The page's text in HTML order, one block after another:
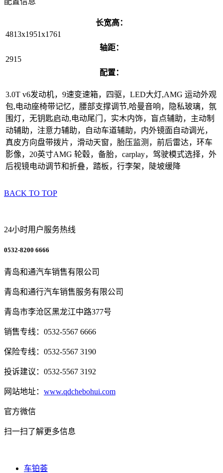
长宽高：
4813x1951x1761
轴距：
2915
配置：
3.0T v6发动机，9速变速箱，四驱，LED大灯,AMG 运动外观
包,电动座椅带记忆，腰部支撑调节,哈曼音响，隐私玻璃，氛
围灯，无钥匙启动,电动尾门，实木内饰，盲点辅助，主动制
动辅助，注意力辅助，自动车道辅助，内外镜面自动调光，
真皮方向盘带拨片，滑动天窗，胎压监测，前后雷达，环车
影像，20英寸AMG 轮毂，备胎，carplay，驾驶模式选择，外
后视镜电动调节和折叠，踏板，行李架，陡坡缓降
BACK TO TOP
24小时用户服务热线
0532-8200 6666
青岛和通汽车销售有限公司
青岛和通行汽车销售服务有限公司
青岛市李沧区黑龙江中路377号
销售专线：0532-5567 6666
保险专线：0532-5567 3190
投诉建议：0532-5567 3192
网站地址： www.qdchebohui.com
官方微信
扫一扫了解更多信息
车铂荟